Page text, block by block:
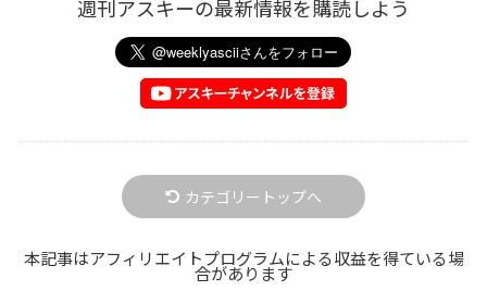
週刊アスキーの最新情報を購読しよう
カテゴリートップへ
本記事はアフィリエイトプログラムによる収益を得ている場
合があります